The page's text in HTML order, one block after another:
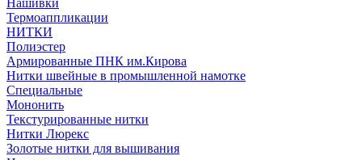
Нашивки
Термоаппликации
НИТКИ
Полиэстер
Армированные ПНК им.Кирова
Нитки швейные в промышленной намотке
Специальные
Мононить
Текстурированные нитки
Нитки Люрекс
Золотые нитки для вышивания